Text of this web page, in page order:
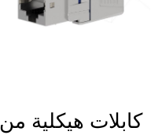
كابلات هيكلية من